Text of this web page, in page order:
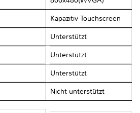
Kapazitiv Touchscreen
Unterstützt
Unterstützt
Unterstützt
Nicht unterstützt